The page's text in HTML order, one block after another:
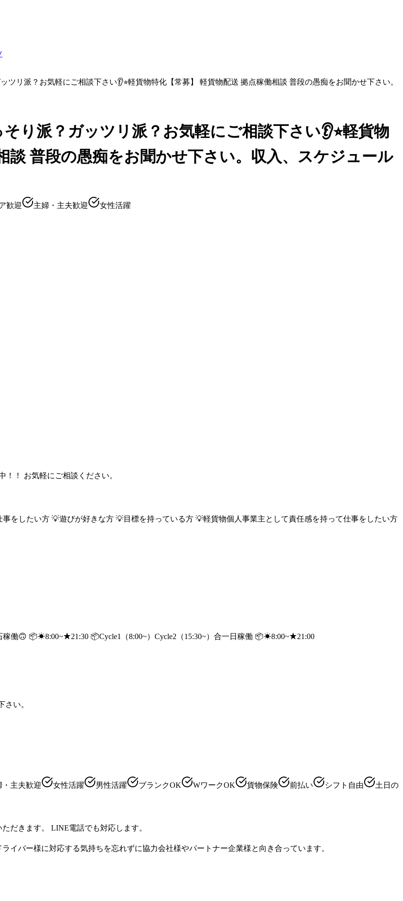
ツリ派？お気軽にご相談下さい👂⭐︎軽貨物特化【常募】 軽貨物配送 拠点稼働相談 普段の愚痴をお聞かせ下さい。
り派？ガッツリ派？お気軽にご相談下さい👂⭐︎軽貨物
談 普段の愚痴をお聞かせ下さい。収入、スケジュール
歓迎 主婦・主夫歓迎 女性活躍
！！ お気軽にご相談ください。
をしたい方 💡遊びが好きな方 💡目標を持っている方 💡軽貨物個人事業主として責任感を持って仕事をしたい方
働🙃 📦☀︎8:00~★21:30 📦Cycle1（8:00~）Cycle2（15:30~）合一日稼働 📦☀︎8:00~★21:00
さい。
・主夫歓迎 女性活躍 男性活躍 ブランクOK WワークOK 貨物保険 前払い シフト自由
土日の
だきます。 LINE電話でも対応します。
イバー様に対応する気持ちを忘れずに協力会社様やパートナー企業様と向き合っています。